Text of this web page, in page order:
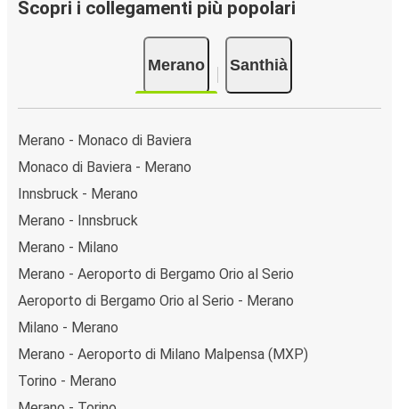
Scopri i collegamenti più popolari
Merano Santhià
Merano - Monaco di Baviera
Monaco di Baviera - Merano
Innsbruck - Merano
Merano - Innsbruck
Merano - Milano
Merano - Aeroporto di Bergamo Orio al Serio
Aeroporto di Bergamo Orio al Serio - Merano
Milano - Merano
Merano - Aeroporto di Milano Malpensa (MXP)
Torino - Merano